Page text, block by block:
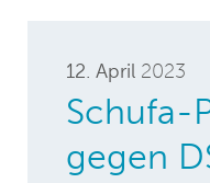
12. April 2023
Schufa-
gegen